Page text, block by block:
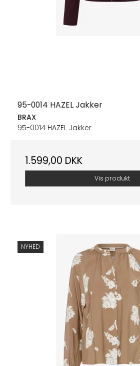
95-0014 HAZEL Jakker
BRAX
95-0014 HAZEL Jakker
1.599,00 DKK
Vis produkt
NYHED